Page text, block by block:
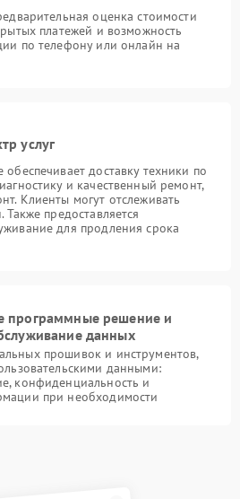
оценка стоимости
платежей и возможность
по телефону или онлайн на
услуг
доставку техники по
и качественный ремонт,
Клиенты могут отслеживать
предоставляется
для продления срока
программные решение и
данных
прошивок и инструментов,
данными:
конфиденциальность и
при необходимости